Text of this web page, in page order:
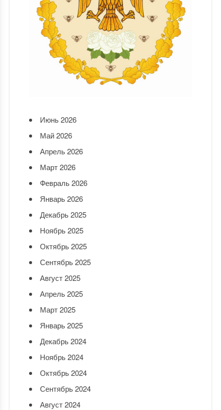
Июнь 2026
Май 2026
Апрель 2026
Март 2026
Февраль 2026
Январь 2026
Декабрь 2025
Ноябрь 2025
Октябрь 2025
Сентябрь 2025
Август 2025
Апрель 2025
Март 2025
Январь 2025
Декабрь 2024
Ноябрь 2024
Октябрь 2024
Сентябрь 2024
Август 2024